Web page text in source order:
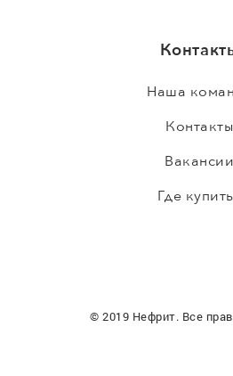
Наша
Контакты
Вакансии
Где
© 2019 Нефрит. Все